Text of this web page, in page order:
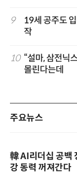
9
19세 공주도
작
10 “설마, 삼전닉
몰린다는데
주요뉴스
韓 AI리더십 공백
강 동력 꺼져간다